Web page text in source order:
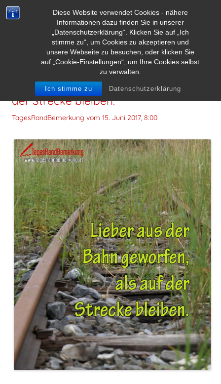
Diese Website verwendet Cookies - nähere
Informationen dazu finden Sie in unserer
„Datenschutzerklärung“. Klicken Sie auf „Ich
stimme zu“, um Cookies zu akzeptieren und
unsere Webseite zu besuchen, oder klicken Sie
auf „Cookie-Einstellungen“, um Ihre Cookies selbst
zu verwalten.
Ich stimme zu Datenschutzerklärung
Lieber aus der Bahn geworfen, als auf
der Strecke bleiben.
TagesRandBemerkung vom 15. Juni 2017, 8:00